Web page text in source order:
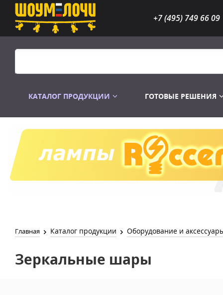
+7 (495) 749 66 09
КАТАЛОГ ПРОДУКЦИИ
Распродажа Лампы
ГОТОВЫЕ РЕШЕНИЯ
Главная Каталог продукции Оборудование и
Зеркальные шары